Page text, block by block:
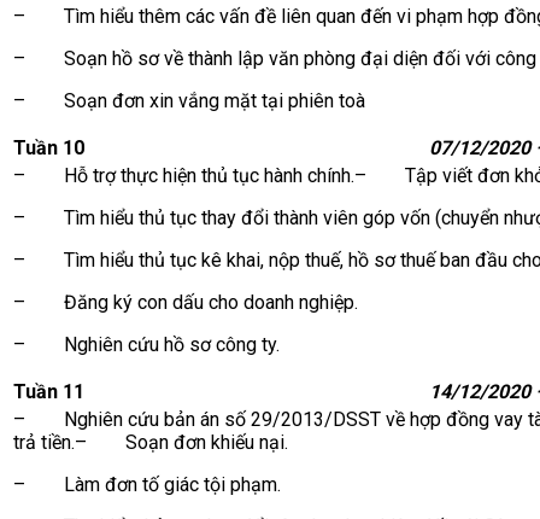
– Tìm hiểu thêm các vấn đề liên quan đến vi phạm hợp
– Soạn hồ sơ về thành lập văn phòng đại diện đối với công
– Soạn đơn xin vắng mặt tại phiên toà
Tuần 10
07/12/2020
– Hỗ trợ thực hiện thủ tục hành chính.– Tập viết đơn
– Tìm hiểu thủ tục thay đổi thành viên góp vốn (chuyển
– Tìm hiểu thủ tục kê khai, nộp thuế, hồ sơ thuế ban đầu
– Đăng ký con dấu cho doanh nghiệp.
– Nghiên cứu hồ sơ công ty.
Tuần 11
14/12/2020
– Nghiên cứu bản án số 29/2013/DSST về hợp đồng vay
trả tiền.– Soạn đơn khiếu nại.
– Làm đơn tố giác tội phạm.